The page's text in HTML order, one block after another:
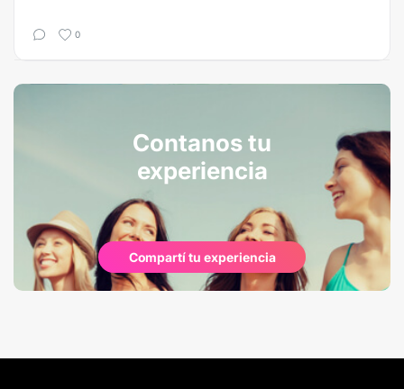
0
Contanos tu
experiencia
Compartí tu experiencia